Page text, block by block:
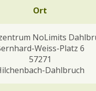
Ort
NoLimits
Weiss-Platz 6
57271
Dahlbruch